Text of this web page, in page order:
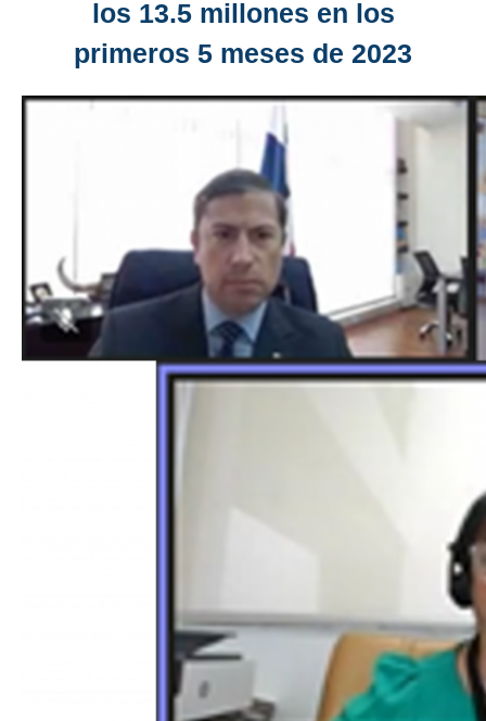
los 13.5 millones en los
primeros 5 meses de 2023